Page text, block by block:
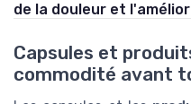
de la douleur et
Capsules et
commodité avant